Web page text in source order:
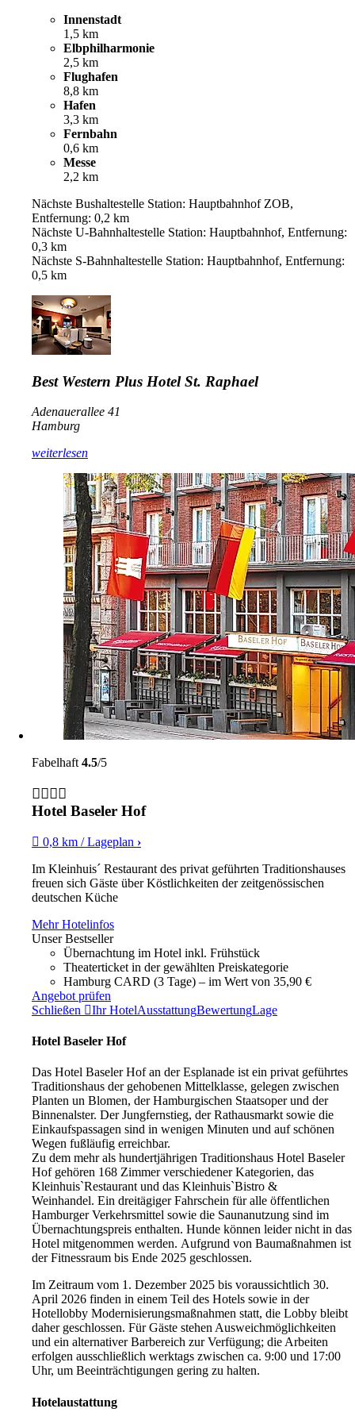
Innenstadt
1,5 km
Elbphilharmonie
2,5 km
Flughafen
8,8 km
Hafen
3,3 km
Fernbahn
0,6 km
Messe
2,2 km
Nächste Bushaltestelle Station: Hauptbahnhof ZOB,
Entfernung: 0,2 km
Nächste U-Bahnhaltestelle Station: Hauptbahnhof, Entfernung:
0,3 km
Nächste S-Bahnhaltestelle Station: Hauptbahnhof, Entfernung:
0,5 km
Best Western Plus Hotel St. Raphael
Adenauerallee 41
Hamburg
weiterlesen
Fabelhaft4.5/5
Hotel Baseler Hof
0,8 km / Lageplan ›
Im Kleinhuis´ Restaurant des privat geführten Traditionshauses
freuen sich Gäste über Köstlichkeiten der zeitgenössischen
deutschen Küche
Mehr Hotelinfos
Unser Bestseller
Übernachtung im Hotel inkl. Frühstück
Theaterticket in der gewählten Preiskategorie
Hamburg CARD (3 Tage) – im Wert von 35,90 €
Angebot prüfen
Schließen
Ihr HotelAusstattungBewertungLage
Hotel Baseler Hof
Das Hotel Baseler Hof an der Esplanade ist ein privat geführtes
Traditionshaus der gehobenen Mittelklasse, gelegen zwischen
Planten un Blomen, der Hamburgischen Staatsoper und der
Binnenalster. Der Jungfernstieg, der Rathausmarkt sowie die
Einkaufspassagen sind in wenigen Minuten und auf schönen
Wegen fußläufig erreichbar.
Zu dem mehr als hundertjährigen Traditionshaus Hotel Baseler
Hof gehören 168 Zimmer verschiedener Kategorien, das
Kleinhuis`Restaurant und das Kleinhuis`Bistro &
Weinhandel. Ein dreitägiger Fahrschein für alle öffentlichen
Hamburger Verkehrsmittel sowie die Saunanutzung sind im
Übernachtungspreis enthalten. Hunde können leider nicht in das
Hotel mitgenommen werden. Aufgrund von Baumaßnahmen ist
der Fitnessraum bis Ende 2025 geschlossen.
Im Zeitraum vom 1. Dezember 2025 bis voraussichtlich 30.
April 2026 finden in einem Teil des Hotels sowie in der
Hotellobby Modernisierungsmaßnahmen statt, die Lobby bleibt
daher geschlossen. Für Gäste stehen Ausweichmöglichkeiten
und ein alternativer Barbereich zur Verfügung; die Arbeiten
erfolgen ausschließlich werktags zwischen ca. 9:00 und 17:00
Uhr, um Beeinträchtigungen gering zu halten.
Hotelaustattung